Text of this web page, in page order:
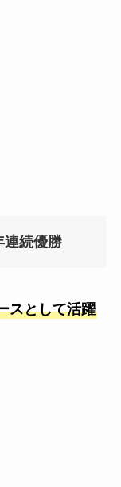
連続優勝
スとして活躍